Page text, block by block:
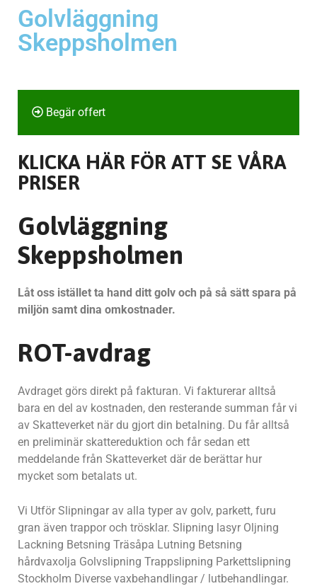
Golvläggning
Skeppsholmen
Begär offert
KLICKA HÄR FÖR ATT SE VÅRA
PRISER
Golvläggning
Skeppsholmen
Låt oss istället ta hand ditt golv och på så sätt spara på
miljön samt dina omkostnader.
ROT-avdrag
Avdraget görs direkt på fakturan. Vi fakturerar alltså
bara en del av kostnaden, den resterande summan får vi
av Skatteverket när du gjort din betalning. Du får alltså
en preliminär skattereduktion och får sedan ett
meddelande från Skatteverket där de berättar hur
mycket som betalats ut.
Vi Utför Slipningar av alla typer av golv, parkett, furu
gran även trappor och trösklar. Slipning lasyr Oljning
Lackning Betsning Träsåpa Lutning Betsning
hårdvaxolja Golvslipning Trappslipning Parkettslipning
Stockholm Diverse vaxbehandlingar / lutbehandlingar.